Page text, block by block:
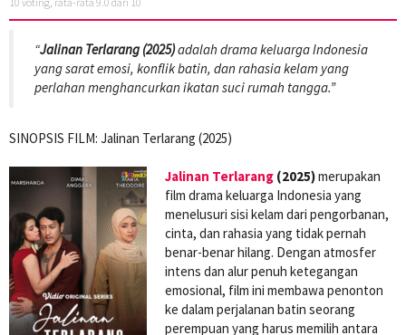
“Jalinan Terlarang (2025)adalah drama keluarga Indonesia
yang sarat emosi, konflik batin, dan rahasia kelam yang
perlahan menghancurkan ikatan suci rumah tangga.”
SINOPSIS FILM: Jalinan Terlarang (2025)
Jalinan Terlarang (2025)merupakan
film drama keluarga Indonesia yang
menelusuri sisi kelam dari pengorbanan,
cinta, dan rahasia yang tidak pernah
benar-benar hilang. Dengan atmosfer
intens dan alur penuh ketegangan
emosional, film ini membawa penonton
ke dalam perjalanan batin seorang
perempuan yang harus memilih antara